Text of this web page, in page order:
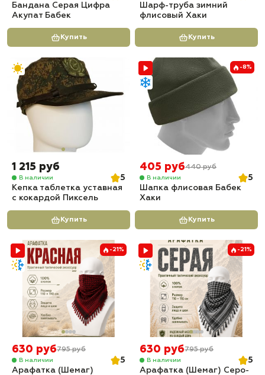
Бандана Серая Цифра
Акупат Бабек
Купить
Шарф-труба зимний
флисовый Хаки
Купить
1 215 руб
В наличии
5
Кепка таблетка уставная
с кокардой Пиксель
Купить
-8%
405 руб440 руб
В наличии
5
Шапка флисовая Бабек
Хаки
Купить
-21%
630 руб795 руб
В наличии
5
Арафатка (Шемаг)
-21%
630 руб795 руб
В наличии
5
Арафатка (Шемаг) Серо-